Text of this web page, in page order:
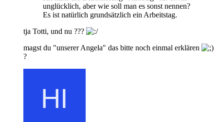
unglücklich, aber wie soll man es sonst nennen?
Es ist natürlich grundsätzlich ein Arbeitstag.
tja Totti, und nu ???
magst du "unserer Angela" das bitte noch einmal erklären
?